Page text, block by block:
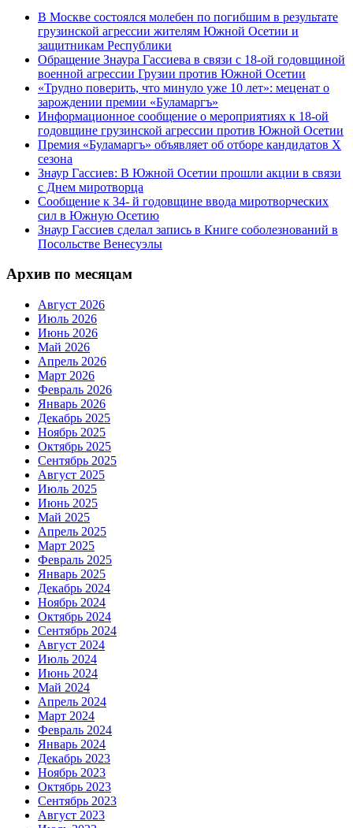
В Москве состоялся молебен по погибшим в результате
грузинской агрессии жителям Южной Осетии и
защитникам Республики
Обращение Знаура Гассиева в связи с 18-ой годовщиной
военной агрессии Грузии против Южной Осетии
«Трудно поверить, что минуло уже 10 лет»: меценат о
зарождении премии «Буламаргъ»
Информационное сообщение о мероприятиях к 18-ой
годовщине грузинской агрессии против Южной Осетии
Премия «Буламаргъ» объявляет об отборе кандидатов Х
сезона
Знаур Гассиев: В Южной Осетии прошли акции в связи
с Днем миротворца
Сообщение к 34- й годовщине ввода миротворческих
сил в Южную Осетию
Знаур Гассиев сделал запись в Книге соболезнований в
Посольстве Венесуэлы
Архив по месяцам
Август 2026
Июль 2026
Июнь 2026
Май 2026
Апрель 2026
Март 2026
Февраль 2026
Январь 2026
Декабрь 2025
Ноябрь 2025
Октябрь 2025
Сентябрь 2025
Август 2025
Июль 2025
Июнь 2025
Май 2025
Апрель 2025
Март 2025
Февраль 2025
Январь 2025
Декабрь 2024
Ноябрь 2024
Октябрь 2024
Сентябрь 2024
Август 2024
Июль 2024
Июнь 2024
Май 2024
Апрель 2024
Март 2024
Февраль 2024
Январь 2024
Декабрь 2023
Ноябрь 2023
Октябрь 2023
Сентябрь 2023
Август 2023